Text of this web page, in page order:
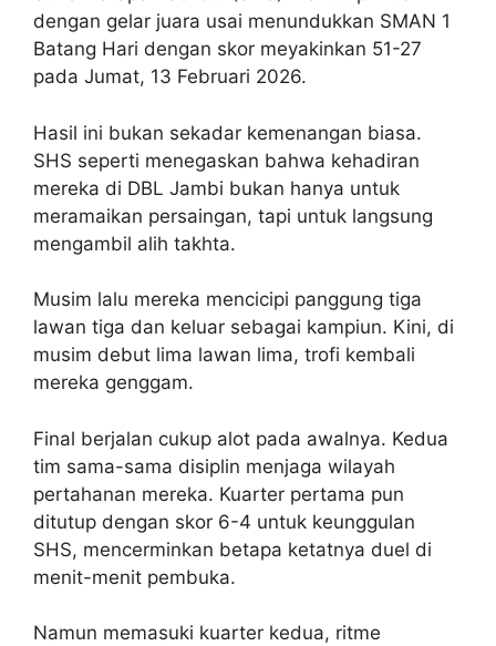
dengan gelar juara usai menundukkan SMAN 1
Batang Hari dengan skor meyakinkan 51-27
pada Jumat, 13 Februari 2026.
Hasil ini bukan sekadar kemenangan biasa.
SHS seperti menegaskan bahwa kehadiran
mereka di DBL Jambi bukan hanya untuk
meramaikan persaingan, tapi untuk langsung
mengambil alih takhta.
Musim lalu mereka mencicipi panggung tiga
lawan tiga dan keluar sebagai kampiun. Kini, di
musim debut lima lawan lima, trofi kembali
mereka genggam.
Final berjalan cukup alot pada awalnya. Kedua
tim sama-sama disiplin menjaga wilayah
pertahanan mereka. Kuarter pertama pun
ditutup dengan skor 6-4 untuk keunggulan
SHS, mencerminkan betapa ketatnya duel di
menit-menit pembuka.
Namun memasuki kuarter kedua, ritme